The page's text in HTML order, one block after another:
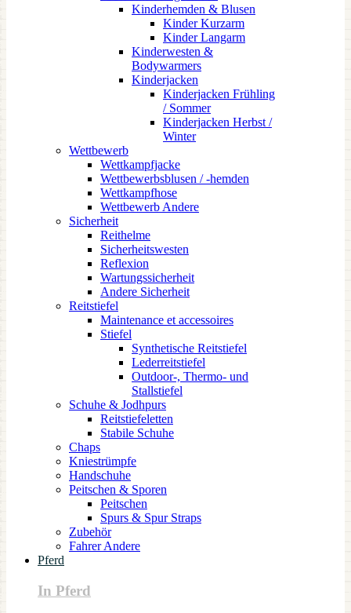
Kinderhemden & Blusen
Kinder Kurzarm
Kinder Langarm
Kinderwesten &
Bodywarmers
Kinderjacken
Kinderjacken Frühling
/ Sommer
Kinderjacken Herbst /
Winter
Wettbewerb
Wettkampfjacke
Wettbewerbsblusen / -hemden
Wettkampfhose
Wettbewerb Andere
Sicherheit
Reithelme
Sicherheitswesten
Reflexion
Wartungssicherheit
Andere Sicherheit
Reitstiefel
Maintenance et accessoires
Stiefel
Synthetische Reitstiefel
Lederreitstiefel
Outdoor-, Thermo- und
Stallstiefel
Schuhe & Jodhpurs
Reitstiefeletten
Stabile Schuhe
Chaps
Kniestrümpfe
Handschuhe
Peitschen & Sporen
Peitschen
Spurs & Spur Straps
Zubehör
Fahrer Andere
Pferd
In Pferd